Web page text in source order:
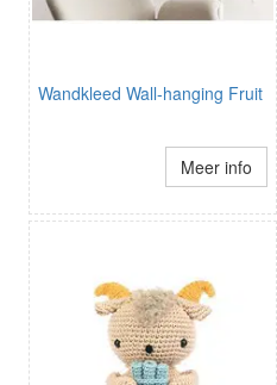
Wandkleed Wall-hanging Fruit
Meer info